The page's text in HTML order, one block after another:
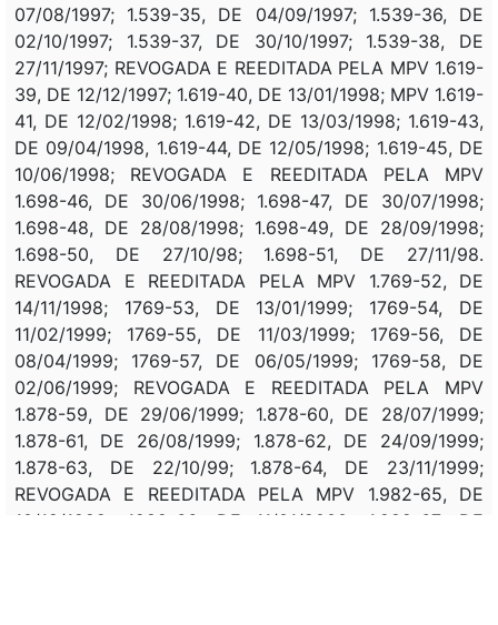
07/08/1997; 1.539-35, DE 04/09/1997; 1.539-36, DE
02/10/1997; 1.539-37, DE 30/10/1997; 1.539-38, DE
27/11/1997; REVOGADA E REEDITADA PELA MPV 1.619-
39, DE 12/12/1997; 1.619-40, DE 13/01/1998; MPV 1.619-
41, DE 12/02/1998; 1.619-42, DE 13/03/1998; 1.619-43,
DE 09/04/1998, 1.619-44, DE 12/05/1998; 1.619-45, DE
10/06/1998; REVOGADA E REEDITADA PELA MPV
1.698-46, DE 30/06/1998; 1.698-47, DE 30/07/1998;
1.698-48, DE 28/08/1998; 1.698-49, DE 28/09/1998;
1.698-50, DE 27/10/98; 1.698-51, DE 27/11/98.
REVOGADA E REEDITADA PELA MPV 1.769-52, DE
14/11/1998; 1769-53, DE 13/01/1999; 1769-54, DE
11/02/1999; 1769-55, DE 11/03/1999; 1769-56, DE
08/04/1999; 1769-57, DE 06/05/1999; 1769-58, DE
02/06/1999; REVOGADA E REEDITADA PELA MPV
1.878-59, DE 29/06/1999; 1.878-60, DE 28/07/1999;
1.878-61, DE 26/08/1999; 1.878-62, DE 24/09/1999;
1.878-63, DE 22/10/99; 1.878-64, DE 23/11/1999;
REVOGADA E REEDITADA PELA MPV 1.982-65, DE
10/12/1999; 1982-66, DE 11/01/2000; 1.982-67, DE